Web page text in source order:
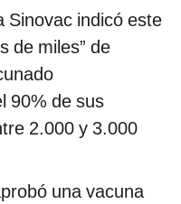
Sinovac indicó este
de miles” de
90% de sus
2.000 y 3.000
una vacuna